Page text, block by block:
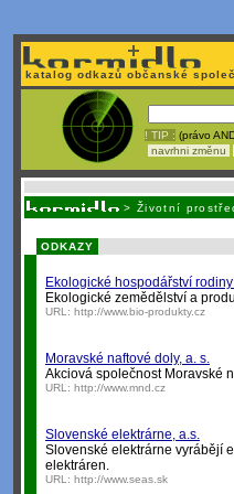
katalog odkazů občanské
! TIP : (právo
navrhni změnu
> Životní
ODKAZY
Ekologické hospodářství
Ekologické zemědělství a
URL: http://www.bio-produkty.cz
Moravské naftové doly, a. s.
Akciová společnost Moravské
URL: http://www.mnd.cz
Slovenské elektrárne, a.s.
Slovenské elektrárne vyrábějí
elektráren.
URL: http://www.seas.sk